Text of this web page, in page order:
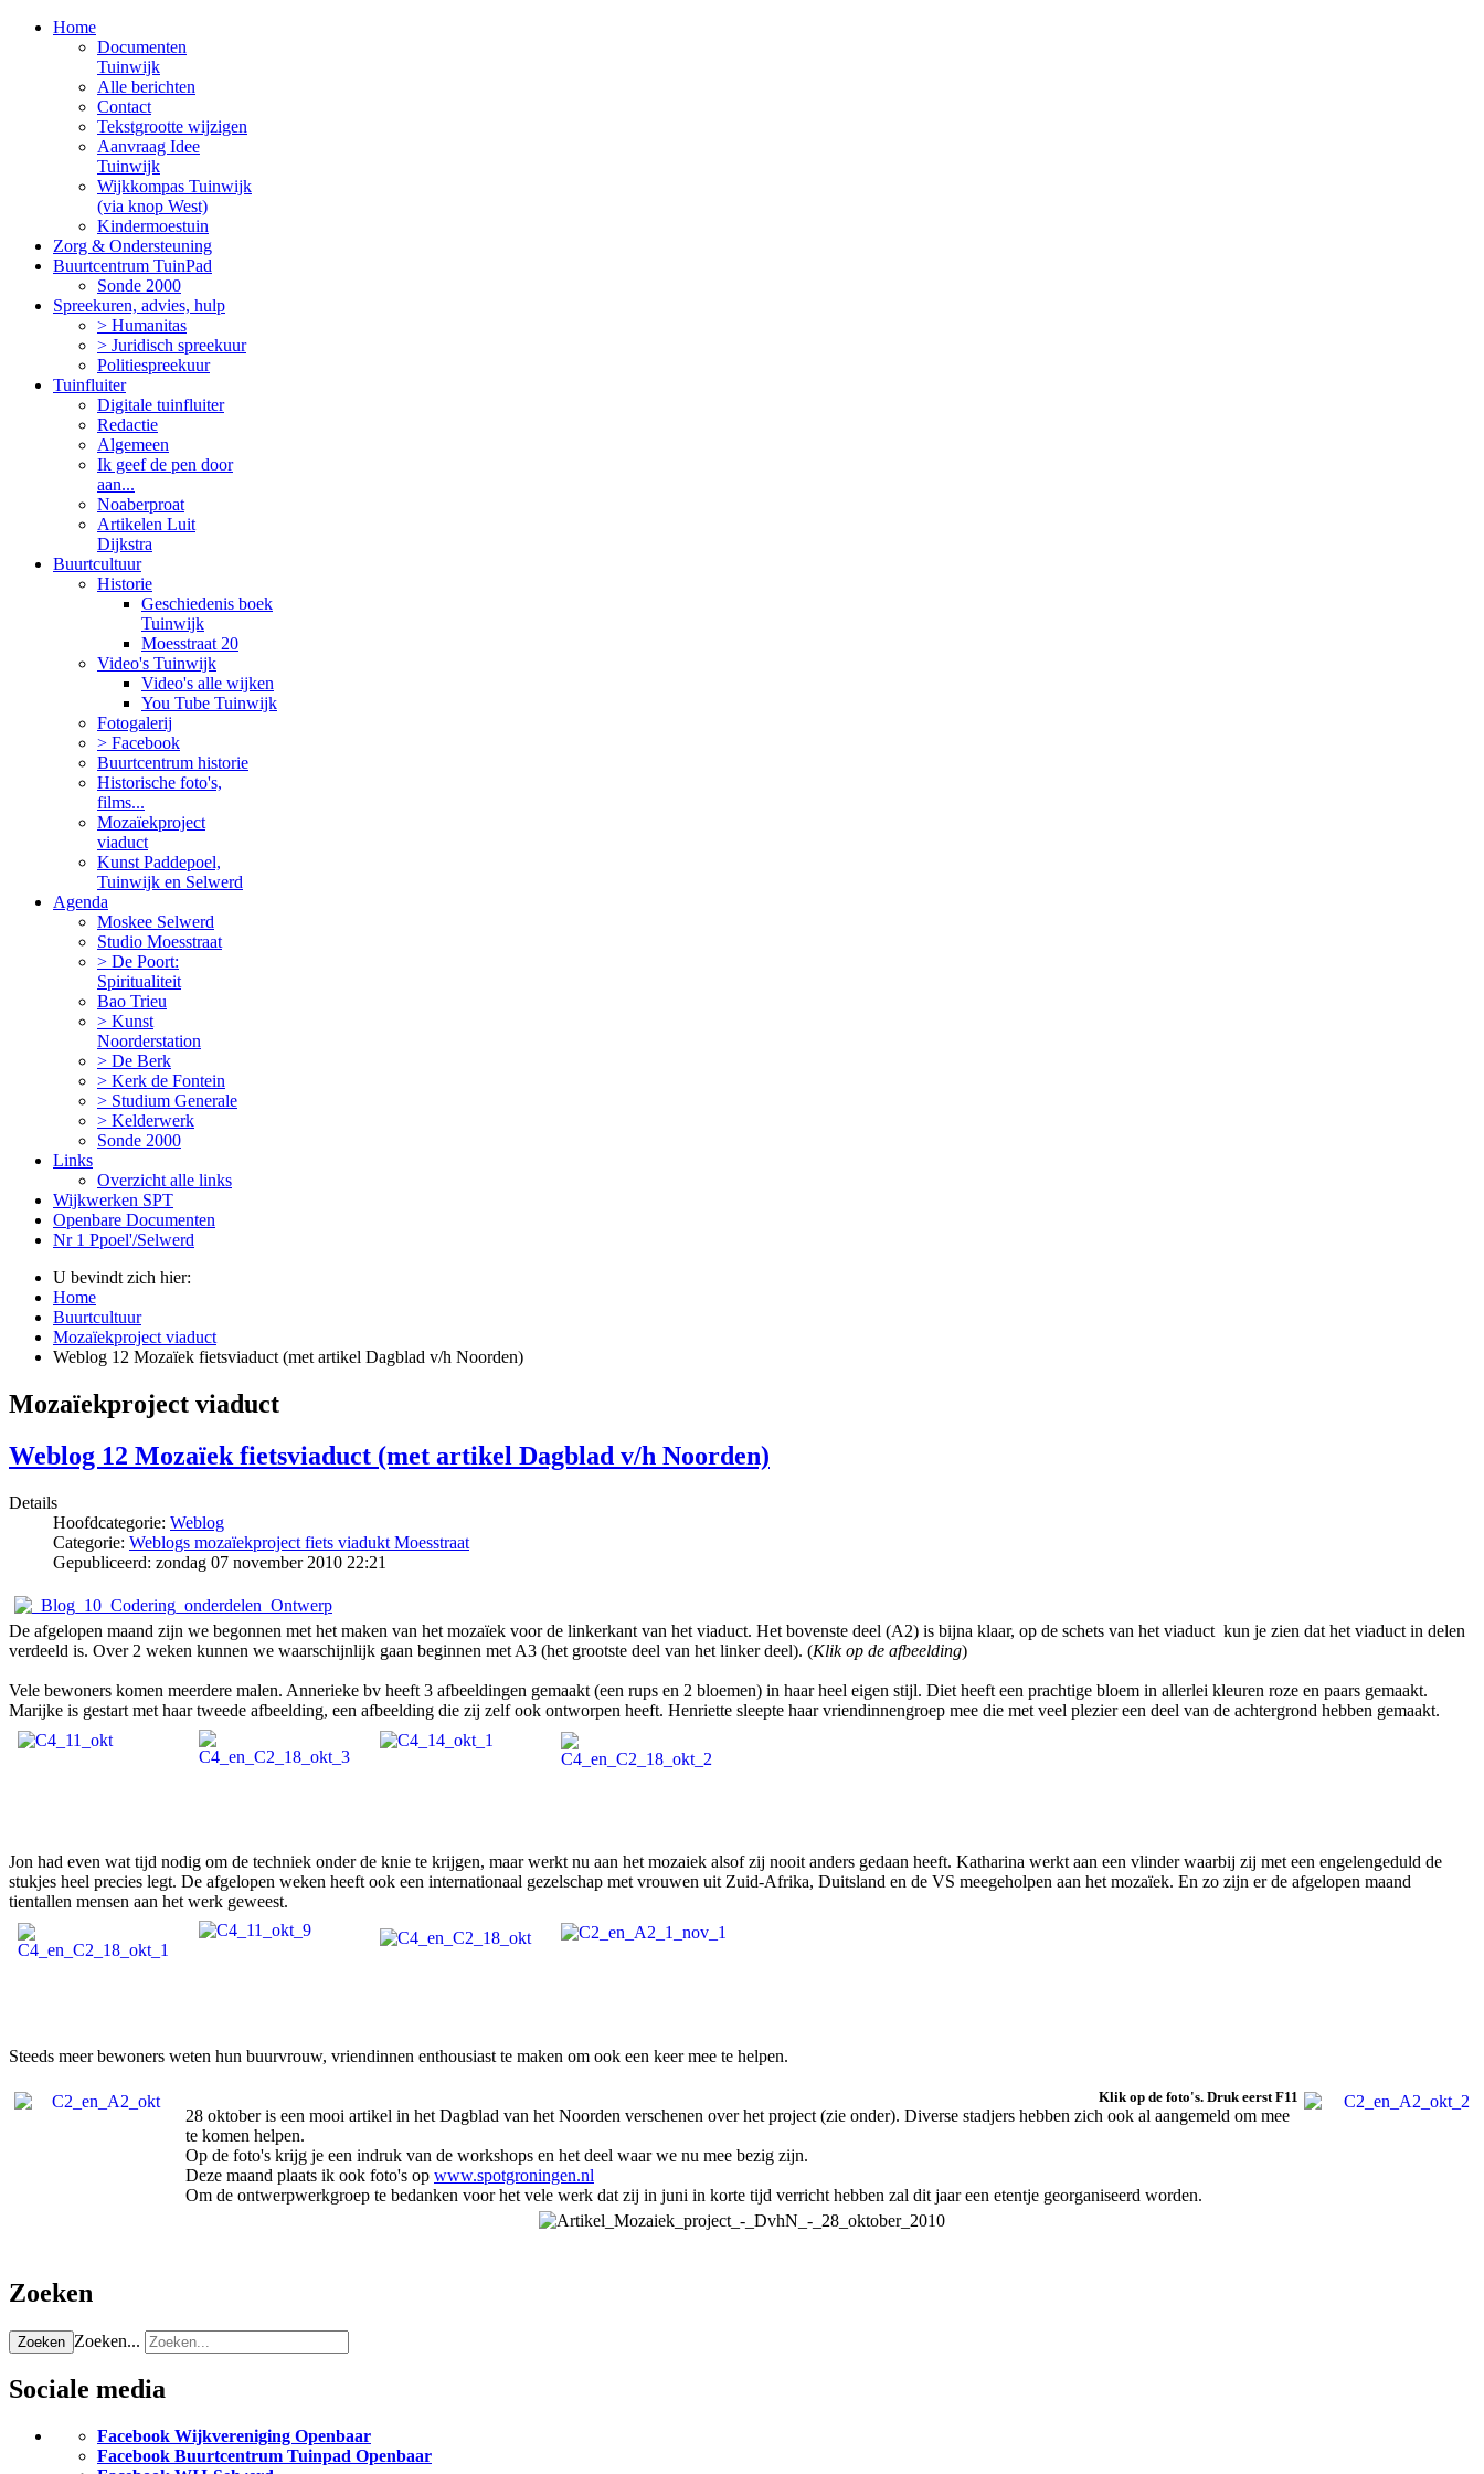
Home
Documenten
Tuinwijk
Alle berichten
Contact
Tekstgrootte wijzigen
Aanvraag Idee
Tuinwijk
Wijkkompas Tuinwijk
(via knop West)
Kindermoestuin
Zorg & Ondersteuning
Buurtcentrum TuinPad
Sonde 2000
Spreekuren, advies, hulp
> Humanitas
> Juridisch spreekuur
Politiespreekuur
Tuinfluiter
Digitale tuinfluiter
Redactie
Algemeen
Ik geef de pen door
aan...
Noaberproat
Artikelen Luit
Dijkstra
Buurtcultuur
Historie
Geschiedenis boek
Tuinwijk
Moesstraat 20
Video's Tuinwijk
Video's alle wijken
You Tube Tuinwijk
Fotogalerij
> Facebook
Buurtcentrum historie
Historische foto's,
films...
Mozaïekproject
viaduct
Kunst Paddepoel,
Tuinwijk en Selwerd
Agenda
Moskee Selwerd
Studio Moesstraat
> De Poort:
Spiritualiteit
Bao Trieu
> Kunst
Noorderstation
> De Berk
> Kerk de Fontein
> Studium Generale
> Kelderwerk
Sonde 2000
Links
Overzicht alle links
Wijkwerken SPT
Openbare Documenten
Nr 1 Ppoel'/Selwerd
U bevindt zich hier:
Home
Buurtcultuur
Mozaïekproject viaduct
Weblog 12 Mozaïek fietsviaduct (met artikel Dagblad v/h Noorden)
Mozaïekproject viaduct
Weblog 12 Mozaïek fietsviaduct (met artikel Dagblad v/h Noorden)
Details
Hoofdcategorie: Weblog
Categorie: Weblogs mozaïekproject fiets viadukt Moesstraat
Gepubliceerd: zondag 07 november 2010 22:21
De afgelopen maand zijn we begonnen met het maken van het mozaïek voor de linkerkant van het viaduct. Het bovenste deel (A2) is bijna klaar, op de schets van het viaduct kun je zien dat het viaduct in delen
verdeeld is. Over 2 weken kunnen we waarschijnlijk gaan beginnen met A3 (het grootste deel van het linker deel). (Klik op de afbeelding)
Vele bewoners komen meerdere malen. Annerieke bv heeft 3 afbeeldingen gemaakt (een rups en 2 bloemen) in haar heel eigen stijl. Diet heeft een prachtige bloem in allerlei kleuren roze en paars gemaakt.
Marijke is gestart met haar tweede afbeelding, een afbeelding die zij zelf ook ontworpen heeft. Henriette sleepte haar vriendinnengroep mee die met veel plezier een deel van de achtergrond hebben gemaakt.
Jon had even wat tijd nodig om de techniek onder de knie te krijgen, maar werkt nu aan het mozaiek alsof zij nooit anders gedaan heeft. Katharina werkt aan een vlinder waarbij zij met een engelengeduld de
stukjes heel precies legt. De afgelopen weken heeft ook een internationaal gezelschap met vrouwen uit Zuid-Afrika, Duitsland en de VS meegeholpen aan het mozaïek. En zo zijn er de afgelopen maand
tientallen mensen aan het werk geweest.
Steeds meer bewoners weten hun buurvrouw, vriendinnen enthousiast te maken om ook een keer mee te helpen.
Klik op de foto's. Druk eerst F11
28 oktober is een mooi artikel in het Dagblad van het Noorden verschenen over het project (zie onder). Diverse stadjers hebben zich ook al aangemeld om mee
te komen helpen.
Op de foto's krijg je een indruk van de workshops en het deel waar we nu mee bezig zijn.
Deze maand plaats ik ook foto's op www.spotgroningen.nl
Om de ontwerpwerkgroep te bedanken voor het vele werk dat zij in juni in korte tijd verricht hebben zal dit jaar een etentje georganiseerd worden.
Zoeken
Zoeken Zoeken...
Sociale media
Facebook Wijkvereniging Openbaar
Facebook Buurtcentrum Tuinpad Openbaar